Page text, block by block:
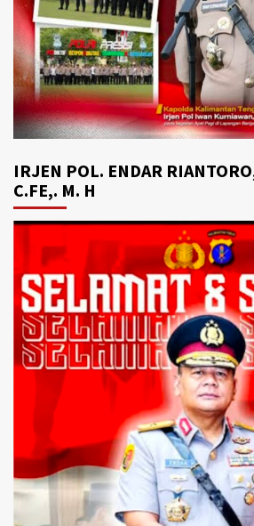
IRJEN POL. ENDAR
C.FE,. M. H